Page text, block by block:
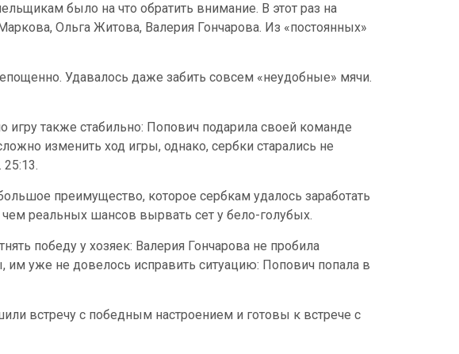
было на что обратить внимание. В этот раз на
Ольга Житова, Валерия Гончарова. Из «постоянных»
Удавалось даже забить совсем «неудобные» мячи.
игру также стабильно: Попович подарила своей команде
изменить ход игры, однако, сербки старались не
преимущество, которое сербкам удалось заработать
реальных шансов вырвать сет у бело-голубых.
победу у хозяек: Валерия Гончарова не пробила
уже не довелось исправить ситуацию: Попович попала в
встречу с победным настроением и готовы к встрече с